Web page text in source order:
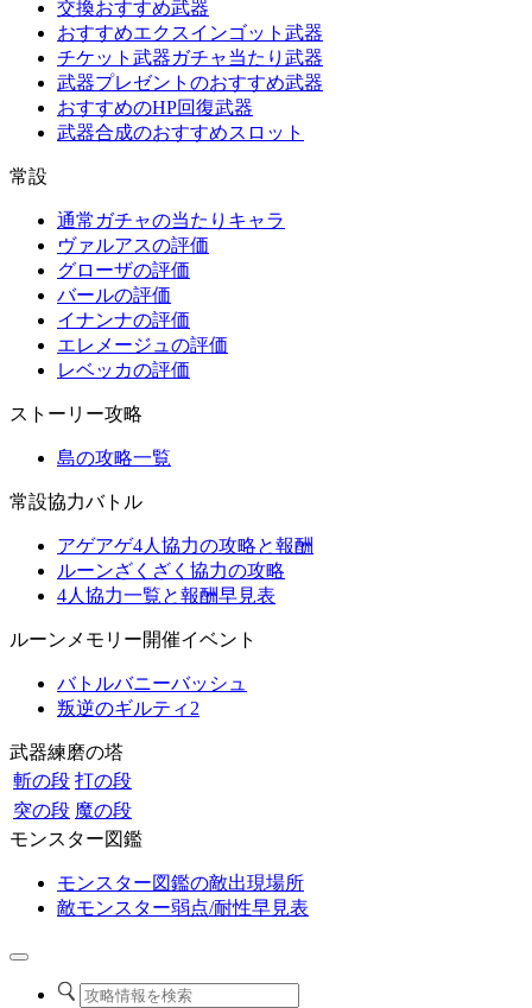
交換おすすめ武器
おすすめエクスインゴット武器
チケット武器ガチャ当たり武器
武器プレゼントのおすすめ武器
おすすめのHP回復武器
武器合成のおすすめスロット
常設
通常ガチャの当たりキャラ
ヴァルアスの評価
グローザの評価
バールの評価
イナンナの評価
エレメージュの評価
レベッカの評価
ストーリー攻略
島の攻略一覧
常設協力バトル
アゲアゲ4人協力の攻略と報酬
ルーンざくざく協力の攻略
4人協力一覧と報酬早見表
ルーンメモリー開催イベント
バトルバニーバッシュ
叛逆のギルティ2
武器練磨の塔
斬の段 打の段
突の段 魔の段
モンスター図鑑
モンスター図鑑の敵出現場所
敵モンスター弱点/耐性早見表